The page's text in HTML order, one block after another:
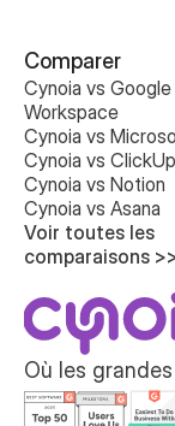
Où les
Comparer
Cynoia vs Google
Workspace
Cynoia vs
Cynoia vs ClickUp
Cynoia vs Notion
Cynoia vs Asana
Voir toutes les
comparaisons